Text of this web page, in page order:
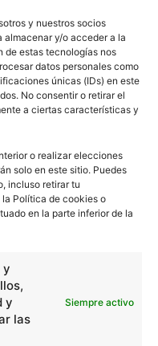
y nuestros socios
y/o acceder a la
de estas tecnologías nos
datos personales como
únicas (IDs) en este
No consentir o retirar el
a ciertas características y
o realizar elecciones
solo en este sitio. Puedes
incluso retirar tu
Política de cookies o
en la parte inferior de la
y
y
las
Siempre activo
1966
2072
1597
211
402251